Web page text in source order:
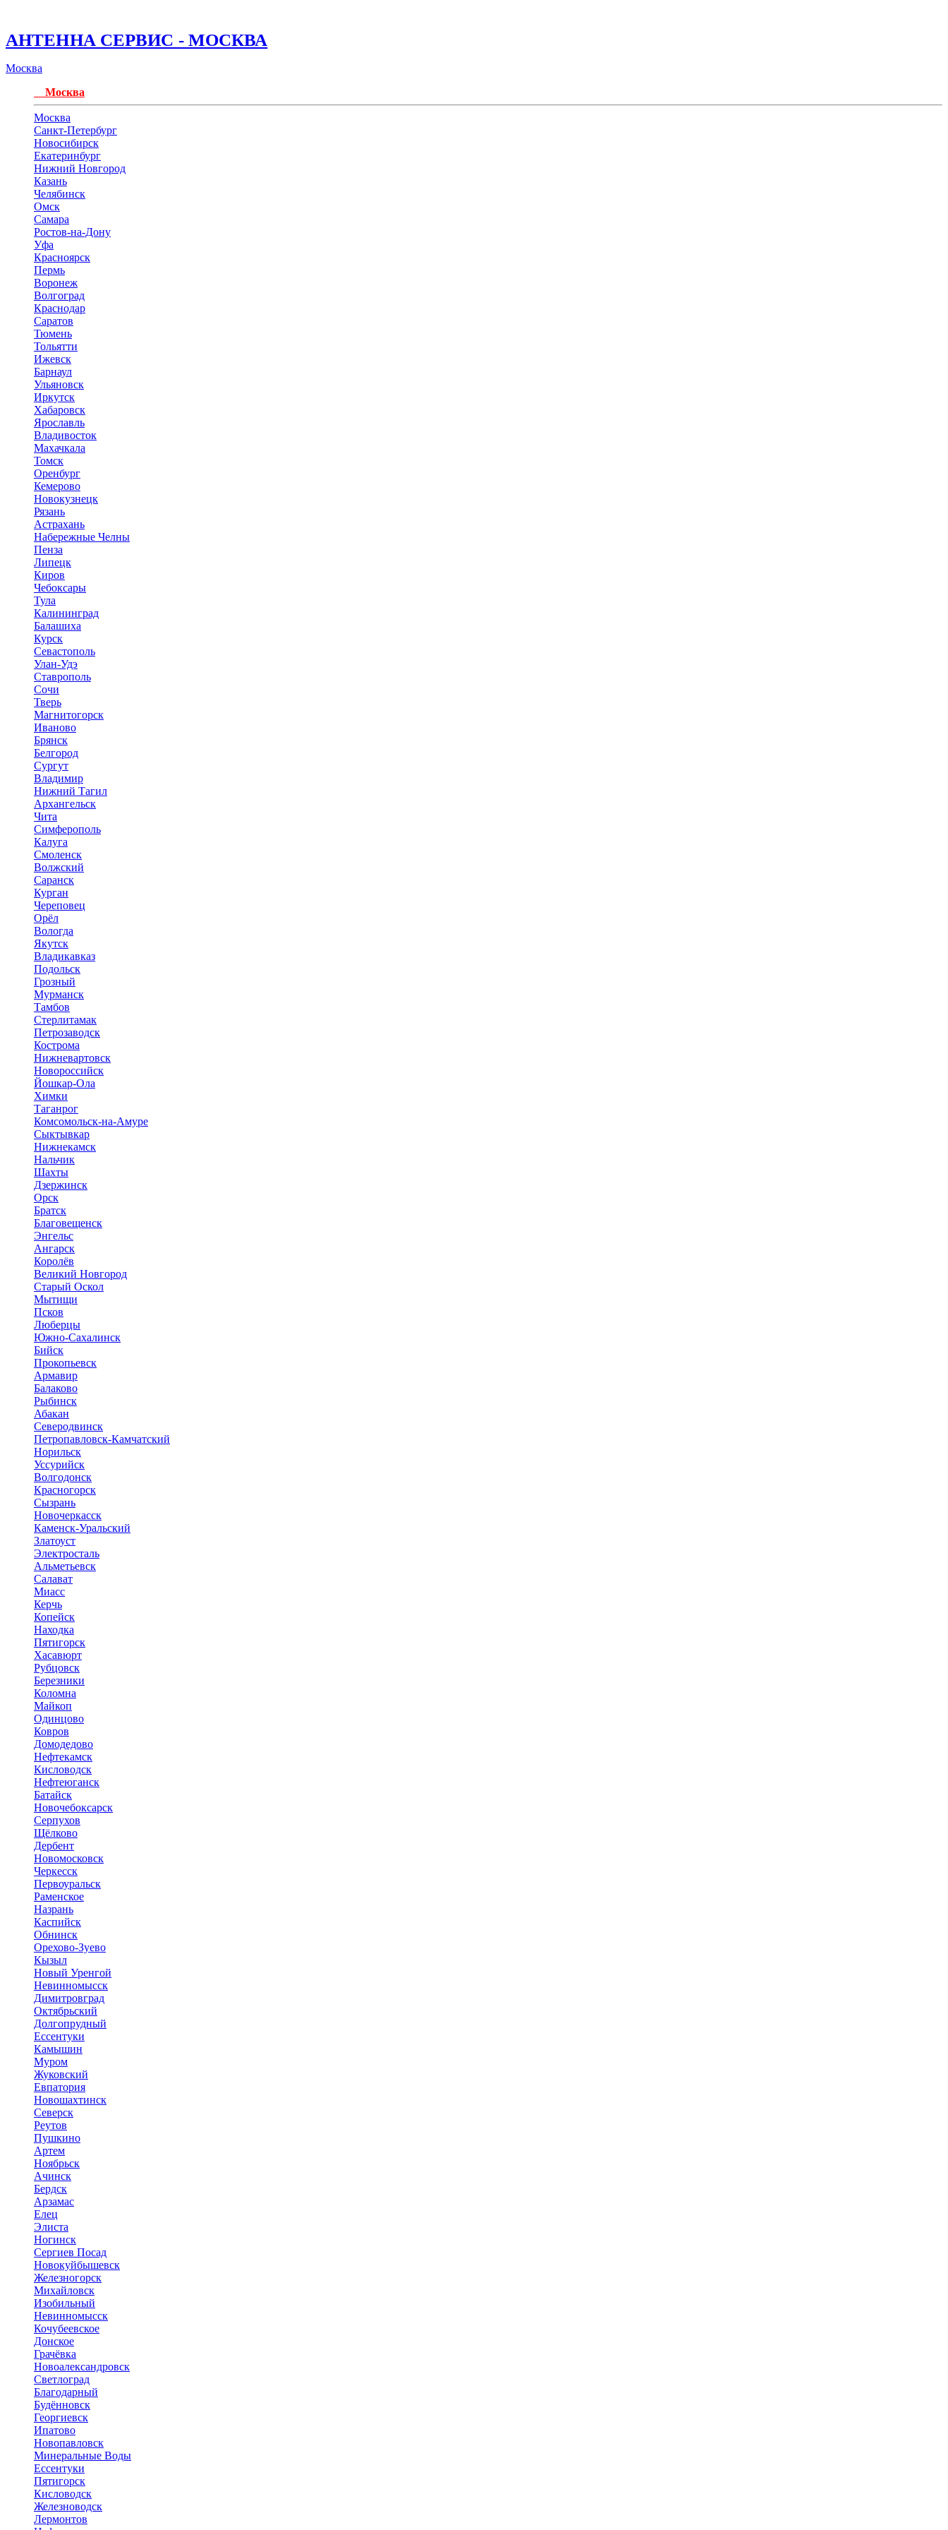
АНТЕННА СЕРВИС - МОСКВА
Москва
Москва
Москва
Санкт-Петербург
Новосибирск
Екатеринбург
Нижний Новгород
Казань
Челябинск
Омск
Самара
Ростов-на-Дону
Уфа
Красноярск
Пермь
Воронеж
Волгоград
Краснодар
Саратов
Тюмень
Тольятти
Ижевск
Барнаул
Ульяновск
Иркутск
Хабаровск
Ярославль
Владивосток
Махачкала
Томск
Оренбург
Кемерово
Новокузнецк
Рязань
Астрахань
Набережные Челны
Пенза
Липецк
Киров
Чебоксары
Тула
Калининград
Балашиха
Курск
Севастополь
Улан-Удэ
Ставрополь
Сочи
Тверь
Магнитогорск
Иваново
Брянск
Белгород
Сургут
Владимир
Нижний Тагил
Архангельск
Чита
Симферополь
Калуга
Смоленск
Волжский
Саранск
Курган
Череповец
Орёл
Вологда
Якутск
Владикавказ
Подольск
Грозный
Мурманск
Тамбов
Стерлитамак
Петрозаводск
Кострома
Нижневартовск
Новороссийск
Йошкар-Ола
Химки
Таганрог
Комсомольск-на-Амуре
Сыктывкар
Нижнекамск
Нальчик
Шахты
Дзержинск
Орск
Братск
Благовещенск
Энгельс
Ангарск
Королёв
Великий Новгород
Старый Оскол
Мытищи
Псков
Люберцы
Южно-Сахалинск
Бийск
Прокопьевск
Армавир
Балаково
Рыбинск
Абакан
Северодвинск
Петропавловск-Камчатский
Норильск
Уссурийск
Волгодонск
Красногорск
Сызрань
Новочеркасск
Каменск-Уральский
Златоуст
Электросталь
Альметьевск
Салават
Миасс
Керчь
Копейск
Находка
Пятигорск
Хасавюрт
Рубцовск
Березники
Коломна
Майкоп
Одинцово
Ковров
Домодедово
Нефтекамск
Кисловодск
Нефтеюганск
Батайск
Новочебоксарск
Серпухов
Щёлково
Дербент
Новомосковск
Черкесск
Первоуральск
Раменское
Назрань
Каспийск
Обнинск
Орехово-Зуево
Кызыл
Новый Уренгой
Невинномысск
Димитровград
Октябрьский
Долгопрудный
Ессентуки
Камышин
Муром
Жуковский
Евпатория
Новошахтинск
Северск
Реутов
Пушкино
Артем
Ноябрьск
Ачинск
Бердск
Арзамас
Елец
Элиста
Ногинск
Сергиев Посад
Новокуйбышевск
Железногорск
Михайловск
Изобильный
Невинномысск
Кочубеевское
Донское
Грачёвка
Новоалександровск
Светлоград
Благодарный
Будённовск
Георгиевск
Ипатово
Новопавловск
Минеральные Воды
Ессентуки
Пятигорск
Кисловодск
Железноводск
Лермонтов